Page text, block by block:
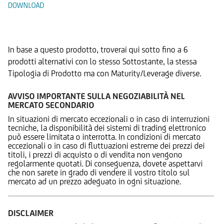
DOWNLOAD
In base a questo prodotto, troverai qui sotto fino a 6
prodotti alternativi con lo stesso Sottostante, la stessa
Tipologia di Prodotto ma con Maturity/Leverage diverse.
AVVISO IMPORTANTE SULLA NEGOZIABILITÀ NEL
MERCATO SECONDARIO
In situazioni di mercato eccezionali o in caso di interruzioni
tecniche, la disponibilità dei sistemi di trading elettronico
può essere limitata o interrotta. In condizioni di mercato
eccezionali o in caso di fluttuazioni estreme dei prezzi dei
titoli, i prezzi di acquisto o di vendita non vengono
regolarmente quotati. Di conseguenza, dovete aspettarvi
che non sarete in grado di vendere il vostro titolo sul
mercato ad un prezzo adeguato in ogni situazione.
DISCLAIMER